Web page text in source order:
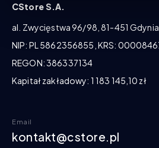
CStore S.A.
al. Zwycięstwa 96/98, 81-451 Gdynia
NIP: PL 5862356855, KRS:
REGON: 386337134
Kapitał zakładowy: 1 183 145,10 zł
Email
kontakt@cstore.pl